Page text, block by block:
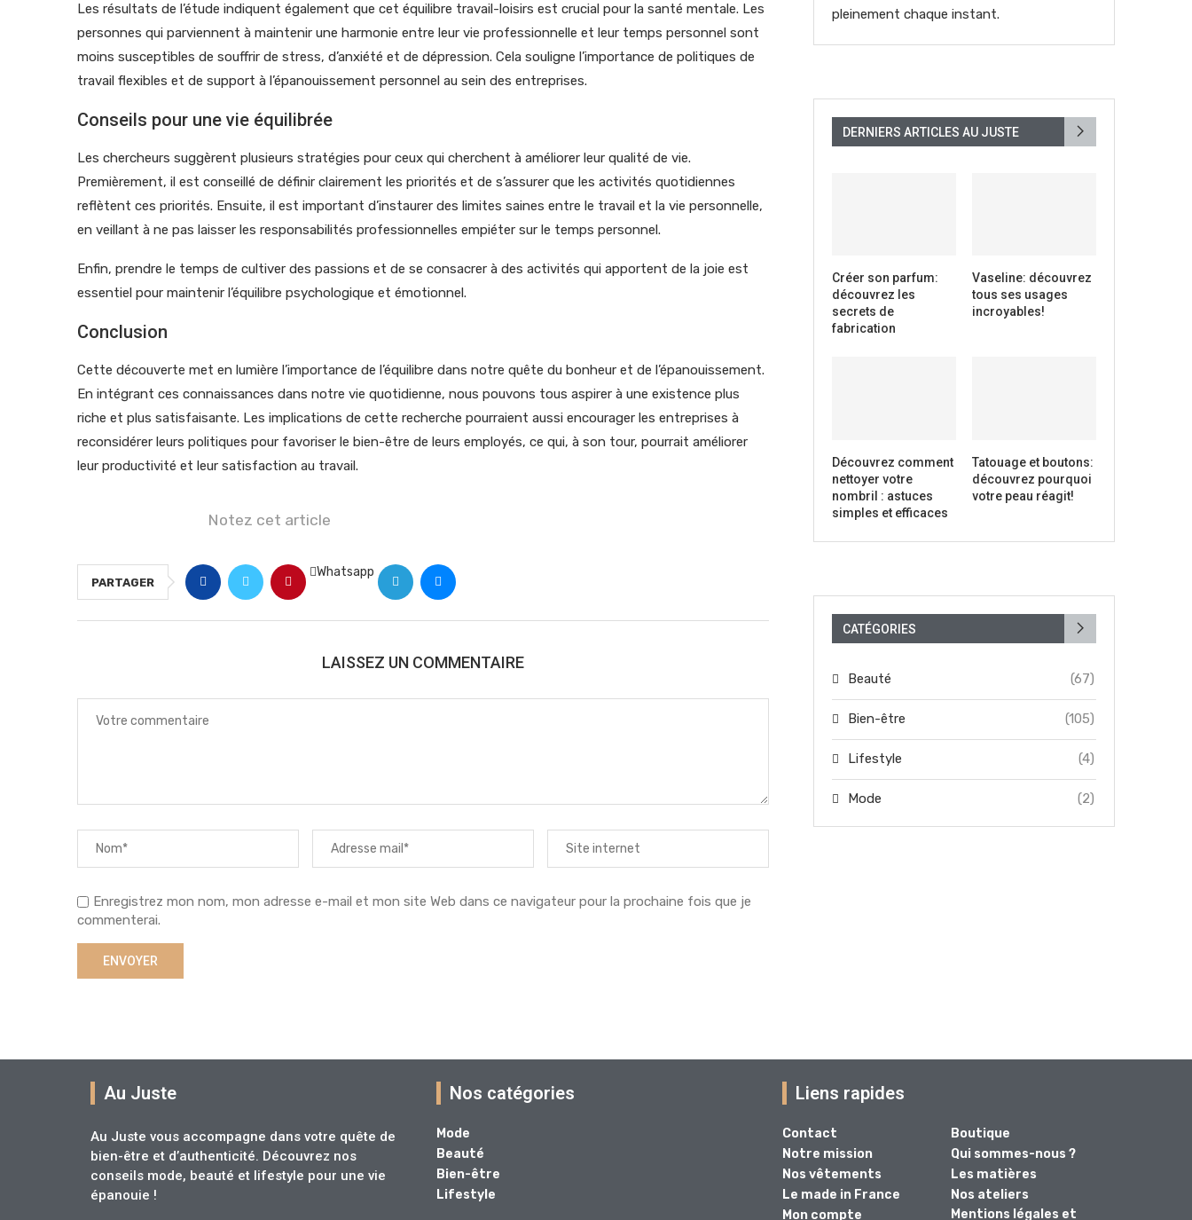
Les résultats de l’étude indiquent également que cet équilibre travail-loisirs est crucial pour la santé mentale. Les
personnes qui parviennent à maintenir une harmonie entre leur vie professionnelle et leur temps personnel sont
moins susceptibles de souffrir de stress, d’anxiété et de dépression. Cela souligne l’importance de politiques de
travail flexibles et de support à l’épanouissement personnel au sein des entreprises.
Conseils pour une vie équilibrée
Les chercheurs suggèrent plusieurs stratégies pour ceux qui cherchent à améliorer leur qualité de vie.
Premièrement, il est conseillé de définir clairement les priorités et de s’assurer que les activités quotidiennes
reflètent ces priorités. Ensuite, il est important d’instaurer des limites saines entre le travail et la vie personnelle,
en veillant à ne pas laisser les responsabilités professionnelles empiéter sur le temps personnel.
Enfin, prendre le temps de cultiver des passions et de se consacrer à des activités qui apportent de la joie est
essentiel pour maintenir l’équilibre psychologique et émotionnel.
Conclusion
Cette découverte met en lumière l’importance de l’équilibre dans notre quête du bonheur et de l’épanouissement.
En intégrant ces connaissances dans notre vie quotidienne, nous pouvons tous aspirer à une existence plus
riche et plus satisfaisante. Les implications de cette recherche pourraient aussi encourager les entreprises à
reconsidérer leurs politiques pour favoriser le bien-être de leurs employés, ce qui, à son tour, pourrait améliorer
leur productivité et leur satisfaction au travail.
Notez cet article
PARTAGER
Whatsapp
LAISSEZ UN COMMENTAIRE
Enregistrez mon nom, mon adresse e-mail et mon site Web dans ce navigateur pour la prochaine fois que je
commenterai.
pleinement chaque instant.
DERNIERS ARTICLES AU JUSTE
Créer son parfum:
découvrez les
secrets de
fabrication
Vaseline: découvrez
tous ses usages
incroyables!
Découvrez comment
nettoyer votre
nombril : astuces
simples et efficaces
Tatouage et boutons:
découvrez pourquoi
votre peau réagit!
CATÉGORIES
Beauté (67)
Bien-être (105)
Lifestyle (4)
Mode (2)
Au Juste
Au Juste vous accompagne dans votre quête de
bien-être et d’authenticité. Découvrez nos
conseils mode, beauté et lifestyle pour une vie
épanouie !
Nos catégories
Mode
Beauté
Bien-être
Lifestyle
Liens rapides
Contact
Boutique
Notre mission
Qui sommes-nous ?
Nos vêtements
Les matières
Le made in France
Nos ateliers
Mon compte
Mentions légales et